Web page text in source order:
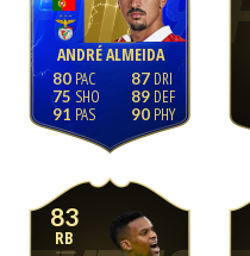
ANDRÉ ALMEIDA
80
75
91
87
89
90
83
RB